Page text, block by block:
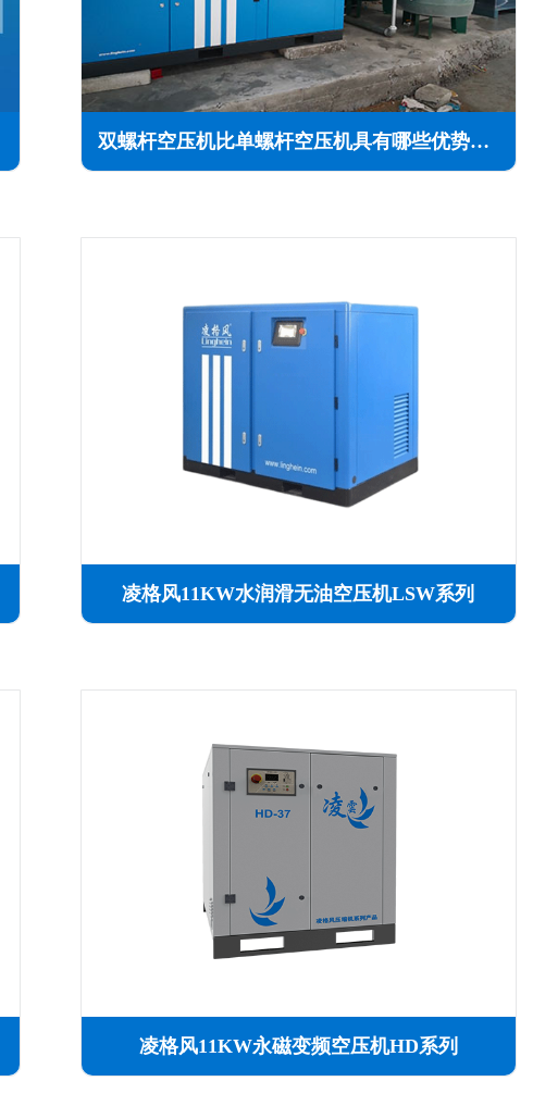
双螺杆空压机比单螺杆空压机具有哪些优势特点(的性能)
凌格风11KW水润滑无油空压机LSW系列
凌格风11KW永磁变频空压机HD系列